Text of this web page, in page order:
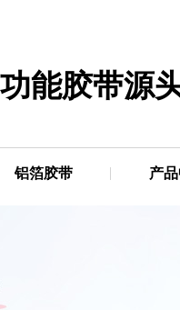
能胶带源
铝箔胶带 产